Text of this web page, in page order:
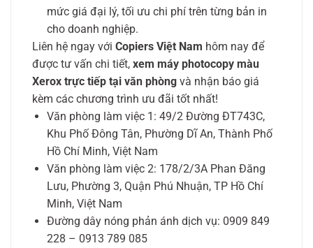
mức giá đại lý, tối ưu chi phí trên từng bản in
cho doanh nghiệp.
Liên hệ ngay với Copiers Việt Nam hôm nay để
được tư vấn chi tiết, xem máy photocopy màu
Xerox trực tiếp tại văn phòng và nhận báo giá
kèm các chương trình ưu đãi tốt nhất!
Văn phòng làm việc 1: 49/2 Đường ĐT743C,
Khu Phố Đông Tân, Phường Dĩ An, Thành Phố
Hồ Chí Minh, Việt Nam
Văn phòng làm việc 2: 178/2/3A Phan Đăng
Lưu, Phường 3, Quận Phú Nhuận, TP Hồ Chí
Minh, Việt Nam
Đường dây nóng phản ánh dịch vụ: 0909 849
228 – 0913 789 085